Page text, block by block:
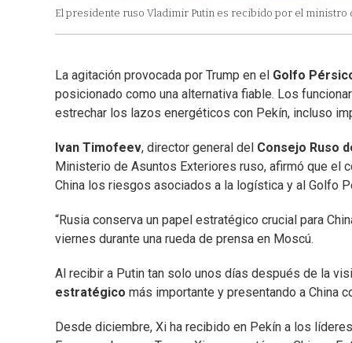
El presidente ruso Vladimir Putin es recibido por el ministro
La agitación provocada por Trump en el Golfo
posicionado como una alternativa fiable. Los
estrechar los lazos energéticos con Pekín, incluso
Ivan Timofeev, director general del Consejo Ruso
Ministerio de Asuntos Exteriores ruso, afirmó que el
China los riesgos asociados a la logística y al Golfo
“Rusia conserva un papel estratégico crucial para
viernes durante una rueda de prensa en Moscú.
Al recibir a Putin tan solo unos días después de la
estratégico más importante y presentando a China
Desde diciembre, Xi ha recibido en Pekín a los